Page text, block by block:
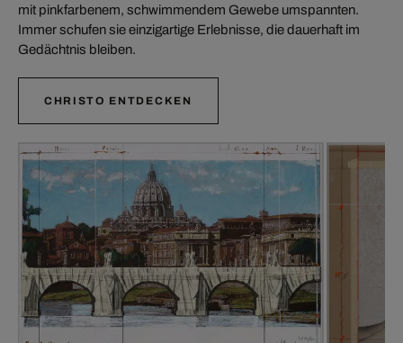
mit pinkfarbenem, schwimmendem Gewebe umspannten.
Immer schufen sie einzigartige Erlebnisse, die dauerhaft im
Gedächtnis bleiben.
CHRISTO ENTDECKEN